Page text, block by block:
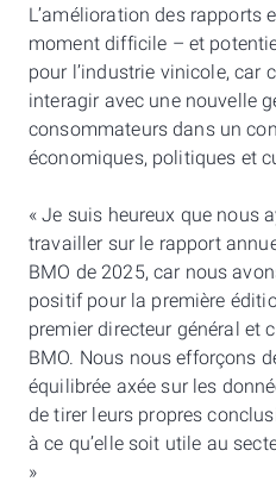
L’amélioration des rapports
moment difficile – et
pour l’industrie vinicole, car
interagir avec une nouvelle
consommateurs dans un
économiques, politiques et
« Je suis heureux que nous
travailler sur le rapport
BMO de 2025, car nous
positif pour la première
premier directeur général et
BMO. Nous nous efforçons
équilibrée axée sur les
de tirer leurs propres
à ce qu’elle soit utile au
»